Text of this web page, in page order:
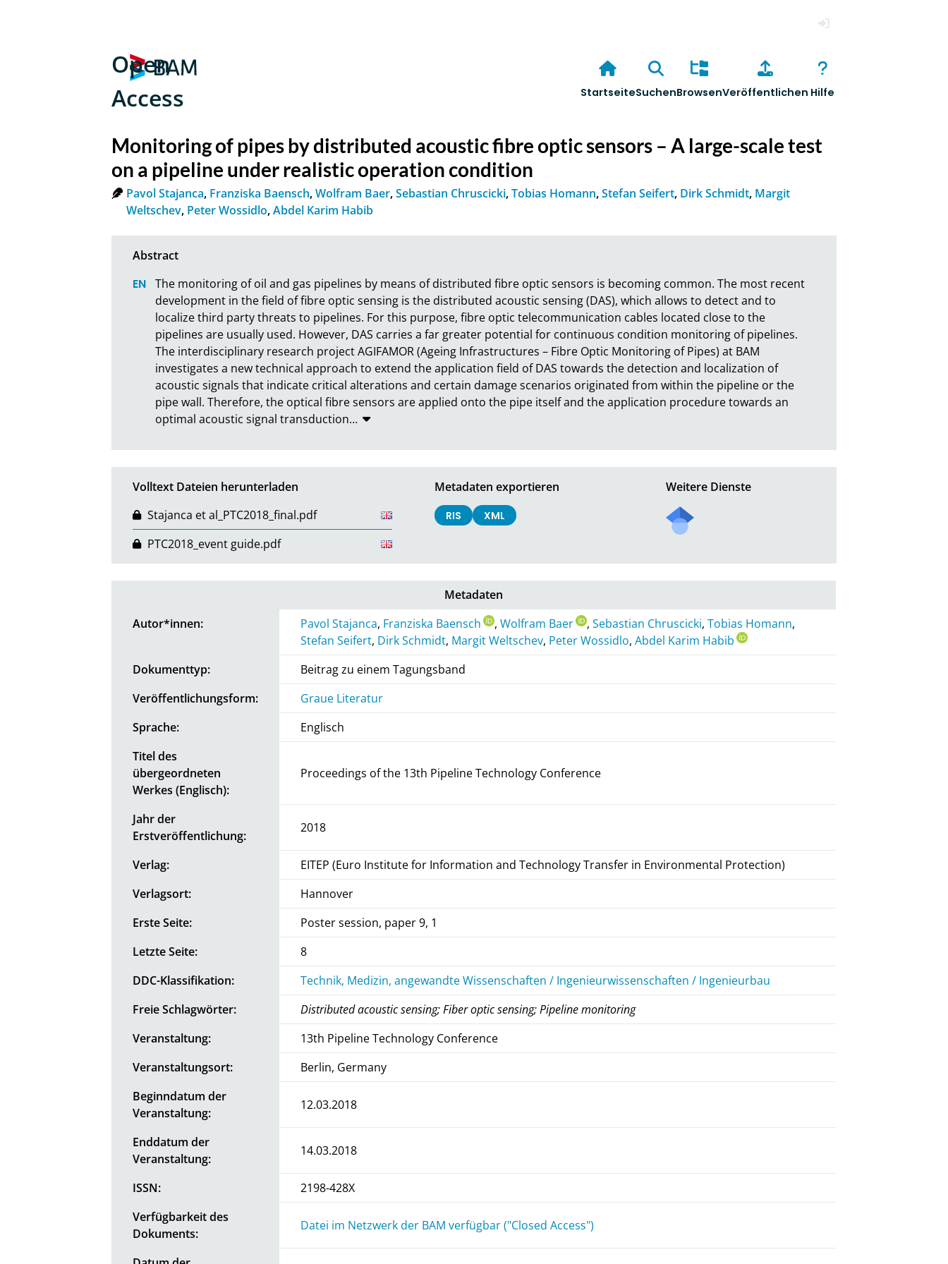
Open
Access
StartseiteSuchenBrowsenVeröffentlichen Hilfe
Monitoring of pipes by distributed acoustic fibre optic sensors – A large-scale test
on a pipeline under realistic operation condition
Pavol Stajanca, Franziska Baensch,Wolfram Baer,Sebastian Chruscicki,Tobias Homann,Stefan Seifert, Dirk Schmidt, Margit
Weltschev, Peter Wossidlo,Abdel Karim Habib
The monitoring of oil and gas pipelines by means of distributed fibre optic sensors is becoming common. The most recent
development in the field of fibre optic sensing is the distributed acoustic sensing (DAS), which allows to detect and to
localize third party threats to pipelines. For this purpose, fibre optic telecommunication cables located close to the
pipelines are usually used. However, DAS carries a far greater potential for continuous condition monitoring of pipelines.
The interdisciplinary research project AGIFAMOR (Ageing Infrastructures – Fibre Optic Monitoring of Pipes) at BAM
investigates a new technical approach to extend the application field of DAS towards the detection and localization of
acoustic signals that indicate critical alterations and certain damage scenarios originated from within the pipeline or the
pipe wall. Therefore, the optical fibre sensors are applied onto the pipe itself and the application procedure towards an
optimal acoustic signal transduction…
Volltext Dateien herunterladen
Stajanca et al_PTC2018_final.pdf
PTC2018_event guide.pdf
Metadaten exportieren
RIS XML
Weitere Dienste
Metadaten
Autor*innen:
Pavol Stajanca, Franziska Baensch ,Wolfram Baer ,Sebastian Chruscicki,Tobias Homann,
Stefan Seifert, Dirk Schmidt, Margit Weltschev, Peter Wossidlo,Abdel Karim Habib
Dokumenttyp:
Beitrag zu einem Tagungsband
Veröffentlichungsform:
Graue Literatur
Sprache:
Englisch
Titel des
übergeordneten
Werkes (Englisch):
Proceedings of the 13th Pipeline Technology Conference
Jahr der
Erstveröffentlichung:
2018
Verlag:
EITEP (Euro Institute for Information and Technology Transfer in Environmental Protection)
Verlagsort:
Hannover
Erste Seite:
Poster session, paper 9, 1
Letzte Seite:
8
DDC-Klassifikation:
Technik, Medizin, angewandte Wissenschaften / Ingenieurwissenschaften / Ingenieurbau
Freie Schlagwörter:
Distributed acoustic sensing; Fiber optic sensing; Pipeline monitoring
Veranstaltung:
13th Pipeline Technology Conference
Veranstaltungsort:
Berlin, Germany
Beginndatum der
Veranstaltung:
12.03.2018
Enddatum der
Veranstaltung:
14.03.2018
ISSN:
2198-428X
Verfügbarkeit des
Dokuments:
Datei im Netzwerk der BAM verfügbar ("Closed Access")